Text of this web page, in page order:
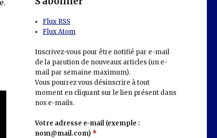
Flux RSS
Flux Atom
Inscrivez-vous pour être notifié par e-mail
de la parution de nouveaux articles (un e-
mail par semaine maximum).
Vous pourrez vous désinscrire à tout
moment en cliquant sur le lien présent dans
nos e-mails.
Votre adresse e-mail (exemple :
nom@mail.com)